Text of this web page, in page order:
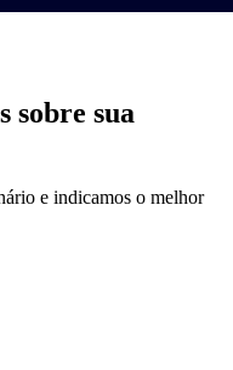
sobre sua
e indicamos o melhor